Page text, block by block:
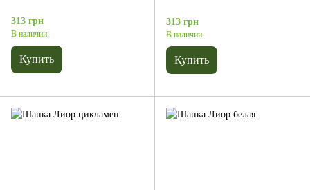
313 грн
В наличии
Купить
313 грн
В наличии
Купить